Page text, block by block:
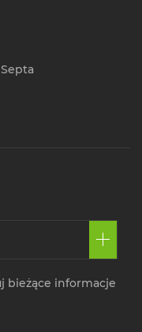
bieżące informacje